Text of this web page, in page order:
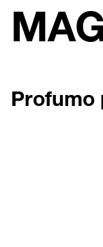
Profumo